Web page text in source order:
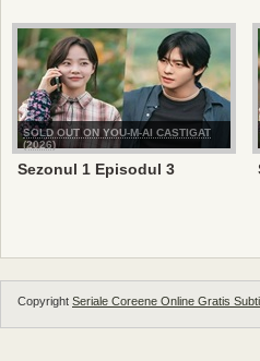
SOLD OUT ON YOU-M-AI CASTIGAT
(2026)
Sezonul 1 Episodul 3
Copyright Seriale Coreene Online Gratis